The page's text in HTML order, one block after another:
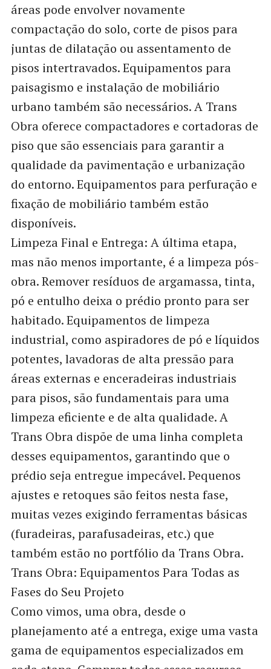
áreas pode envolver novamente
compactação do solo, corte de pisos para
juntas de dilatação ou assentamento de
pisos intertravados. Equipamentos para
paisagismo e instalação de mobiliário
urbano também são necessários. A Trans
Obra oferece compactadores e cortadoras de
piso que são essenciais para garantir a
qualidade da pavimentação e urbanização
do entorno. Equipamentos para perfuração e
fixação de mobiliário também estão
disponíveis.
Limpeza Final e Entrega: A última etapa,
mas não menos importante, é a limpeza pós-
obra. Remover resíduos de argamassa, tinta,
pó e entulho deixa o prédio pronto para ser
habitado. Equipamentos de limpeza
industrial, como aspiradores de pó e líquidos
potentes, lavadoras de alta pressão para
áreas externas e enceradeiras industriais
para pisos, são fundamentais para uma
limpeza eficiente e de alta qualidade. A
Trans Obra dispõe de uma linha completa
desses equipamentos, garantindo que o
prédio seja entregue impecável. Pequenos
ajustes e retoques são feitos nesta fase,
muitas vezes exigindo ferramentas básicas
(furadeiras, parafusadeiras, etc.) que
também estão no portfólio da Trans Obra.
Trans Obra: Equipamentos Para Todas as
Fases do Seu Projeto
Como vimos, uma obra, desde o
planejamento até a entrega, exige uma vasta
gama de equipamentos especializados em